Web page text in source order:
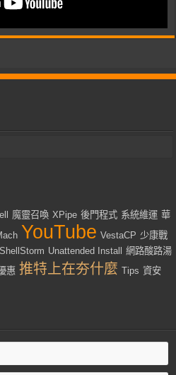
魔靈召喚 XPipe 後門程式 系統維運 華
YouTube VestaCP 少康戰
Unattended Install
網路酸路湯
惠 推特上在夯什麼 Tips 資安